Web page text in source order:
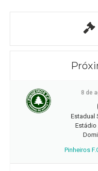
8 de
Estadual
Estádio
Pinheiros